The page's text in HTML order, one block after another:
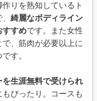
りを熟知しているト
綺麗なボディライン
すすめです。また女性
、筋肉が必要以上に
す。
生涯無料で受けられ
ぴったり。コースも